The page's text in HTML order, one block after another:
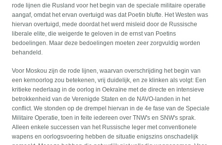
rode lijnen die Rusland voor het begin van de speciale militaire operatie
aangaf, omdat het ervan overtuigd was dat Poetin blufte. Het Westen was
hiervan overtuigd, mede doordat het werd misleid door de Russische
liberale elite, die weigerde te geloven in de ernst van Poetins
bedoelingen. Maar deze bedoelingen moeten zeer zorgvuldig worden
behandeld.
Voor Moskou zijn de rode lijnen, waarvan overschrijding het begin van
een kernoorlog zou betekenen, vrij duidelijk, en ze klinken als volgt: Een
kritieke nederlaag in de oorlog in Oekraïne met de directe en intensieve
betrokkenheid van de Verenigde Staten en de NAVO-landen in het
conflict. We stonden op de drempel hiervan in de 4e fase van de Speciale
Militaire Operatie, toen in feite iedereen over TNW's en SNW's sprak.
Alleen enkele successen van het Russische leger met conventionele
wapens en oorlogsvoering hebben de situatie enigszins onschadelijk